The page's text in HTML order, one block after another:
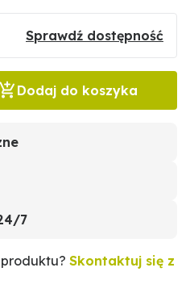
Sprawdź dostępność
Dodaj do koszyka
7
Skontaktuj się z